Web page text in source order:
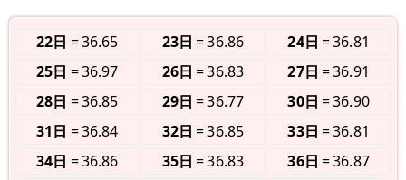
22日 36.65 23日 36.86 24日
36.81
25日
36.97 26日 36.83 27日
36.91
28日
36.85 29日 36.77 30日
36.90
31日
36.84 32日 36.85 33日
36.81
34日
36.86 35日 36.83 36日
36.87